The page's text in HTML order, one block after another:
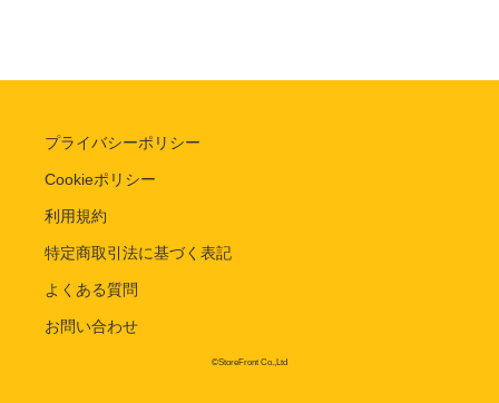
プライバシーポリシー
Cookieポリシー
利用規約
特定商取引法に基づく表記
よくある質問
お問い合わせ
©StoreFront Co.,Ltd